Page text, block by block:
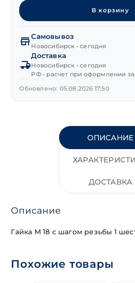
Гайка
автомобильная
мелкая
резьба
В корзину
Самовывоз
Новосибирск • сегодня
Доставка
Новосибирск • сегодня
РФ • расчет при оформлении
Обновлено: 05.08.2026 17:50
ОПИСАНИЕ
ДОСТАВКА
Описание
Гайка М 18 с шагом резьбы 1
Похожие товары